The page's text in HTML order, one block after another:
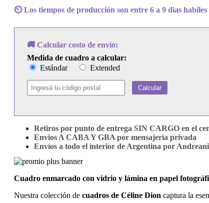
Celine
cantidad
⏲️ Los tiempos de producción son entre 6 a 9 dias habiles
🚚 Calcular costo de envío:
Medida de cuadro a calcular:
Estándar
Extended
Calcular
Retiros por punto de entrega SIN CARGO en el
Envios A CABA Y GBA por mensajeria privada
Envíos a todo el interior de Argentina por Andreani
Cuadro enmarcado con vidrio y lámina en papel
Nuestra colección de cuadros de Céline Dion captura la